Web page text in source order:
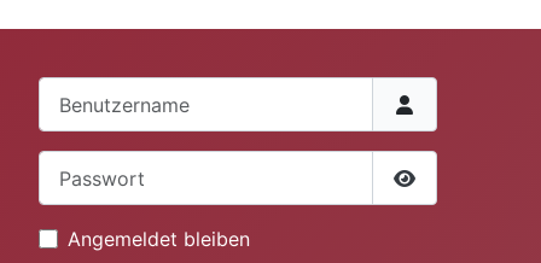
Benutzername
Passwort
Angemeldet bleiben